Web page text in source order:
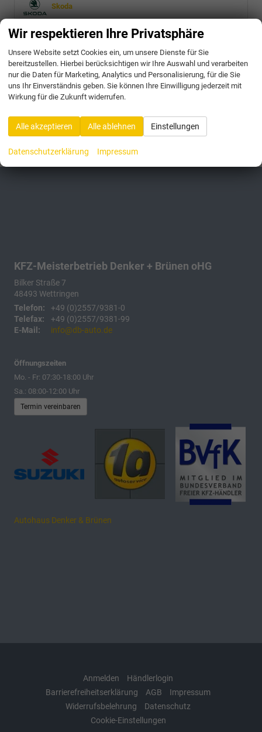
Skoda
Toyota
Volkswagen
Geparkte Fahrzeuge (0)
175 Fahrzeuge
KFZ-Meisterbetrieb Denker + Brünen oHG
Bilker Straße 7
48493 Wettringen
Telefon:
+49 (0)2557/9381-0
Telefax:
+49 (0)2557/9381-99
E-Mail:
info@db-auto.de
Öffnungszeiten
Mo. - Fr: 07:30-18:00 Uhr
Sa.: 08:00-12:00 Uhr
Termin vereinbaren
Autohaus Denker & Brünen
Anmelden
Händlerlogin
Barrierefreiheitserklärung
AGB
Impressum
Widerrufsbelehrung
Datenschutz
Cookie-Einstellungen
Wir respektieren Ihre Privatsphäre
Unsere Website setzt Cookies ein, um unsere Dienste für Sie
bereitzustellen. Hierbei berücksichtigen wir Ihre Auswahl und verarbeiten
nur die Daten für Marketing, Analytics und Personalisierung, für die Sie
uns Ihr Einverständnis geben. Sie können Ihre Einwilligung jederzeit mit
Wirkung für die Zukunft widerrufen.
Alle akzeptieren Alle ablehnen Einstellungen
Datenschutzerklärung Impressum